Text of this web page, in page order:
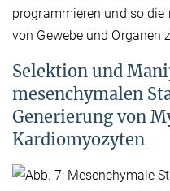
programmieren und so die
von Gewebe und Organen
Selektion und
mesenchymalen
Generierung von
Kardiomyozyten